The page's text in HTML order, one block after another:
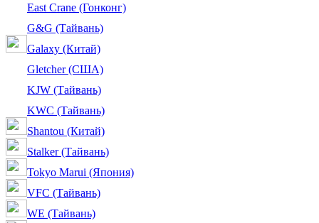
East Crane (Гонконг)
G&G (Тайвань)
Galaxy (Китай)
Gletcher (США)
KJW (Тайвань)
KWC (Тайвань)
Shantou (Китай)
Stalker (Тайвань)
Tokyo Marui (Япония)
VFC (Тайвань)
WE (Тайвань)